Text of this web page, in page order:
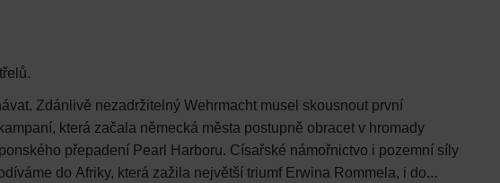
Zdánlivě nezadržitelný Wehrmacht musel skousnout první
která začala německá města postupně obracet v hromady
přepadení Pearl Harboru. Císařské námořnictvo i pozemní síly
do Afriky, která zažila největší triumf Erwina Rommela, i do